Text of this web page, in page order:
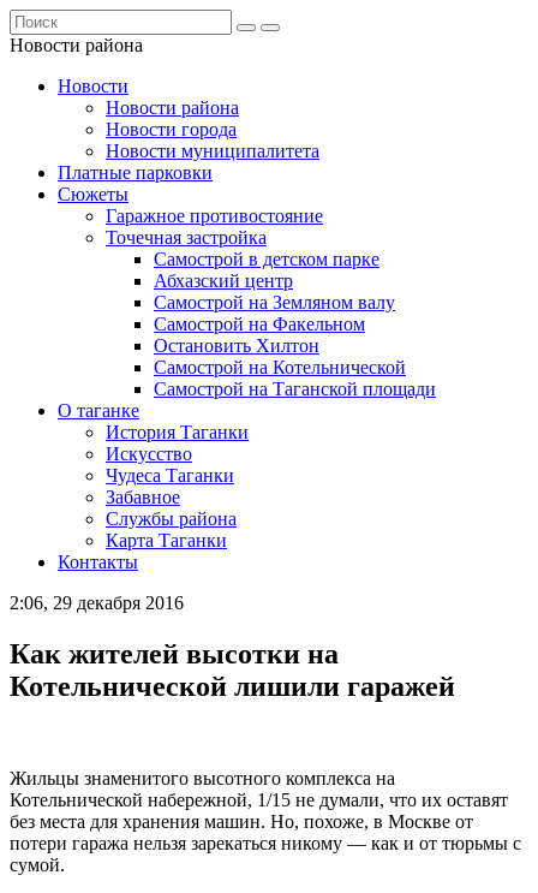
Новости района
Новости
Новости района
Новости города
Новости муниципалитета
Платные парковки
Сюжеты
Гаражное противостояние
Точечная застройка
Самострой в детском парке
Абхазский центр
Самострой на Земляном валу
Самострой на Факельном
Остановить Хилтон
Самострой на Котельнической
Самострой на Таганской площади
О таганке
История Таганки
Искусство
Чудеса Таганки
Забавное
Службы района
Карта Таганки
Контакты
2:06, 29 декабря 2016
Как жителей высотки на
Котельнической лишили гаражей
Жильцы знаменитого высотного комплекса на
Котельнической набережной, 1/15 не думали, что их оставят
без места для хранения машин. Но, похоже, в Москве от
потери гаража нельзя зарекаться никому — как и от тюрьмы с
сумой.